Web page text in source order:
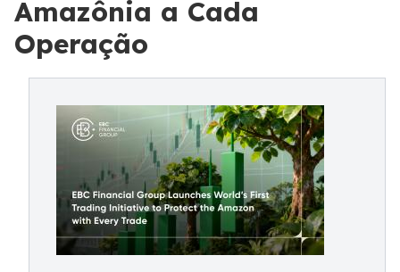
Amazônia a Cada
Operação